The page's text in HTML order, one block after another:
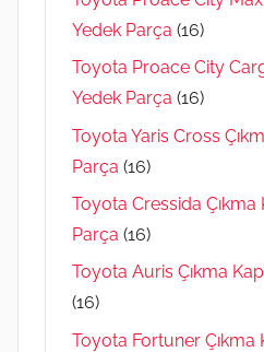
Yedek Parça (16)
Toyota Proace City
Yedek Parça (16)
Toyota Yaris Cross
Parça (16)
Toyota Cressida Çıkma
Parça (16)
Toyota Auris Çıkma
(16)
Toyota Fortuner Çıkma